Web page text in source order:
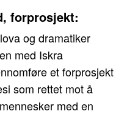
forprosjekt:
og dramatiker
med Iskra
et forprosjekt
som rettet mot å
med en